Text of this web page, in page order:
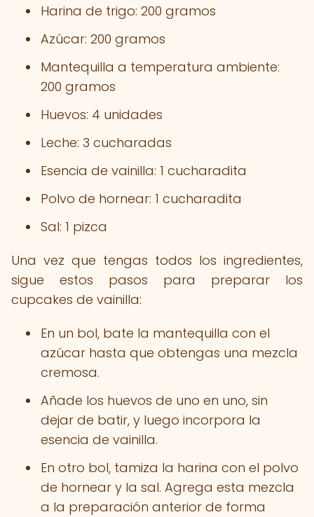
Harina de trigo: 200 gramos
Azúcar: 200 gramos
Mantequilla a temperatura ambiente:
200 gramos
Huevos: 4 unidades
Leche: 3 cucharadas
Esencia de vainilla: 1 cucharadita
Polvo de hornear: 1 cucharadita
Sal: 1 pizca
Una vez que tengas todos los ingredientes,
sigue estos pasos para preparar los
cupcakes de vainilla:
En un bol, bate la mantequilla con el
azúcar hasta que obtengas una mezcla
cremosa.
Añade los huevos de uno en uno, sin
dejar de batir, y luego incorpora la
esencia de vainilla.
En otro bol, tamiza la harina con el polvo
de hornear y la sal. Agrega esta mezcla
a la preparación anterior de forma